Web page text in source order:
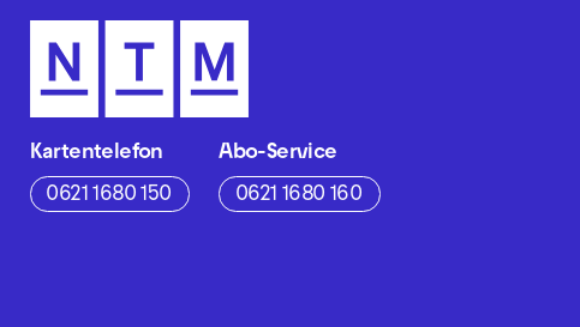
Kartentelefon
0621 1680 150
Abo-Service
0621 1680 160